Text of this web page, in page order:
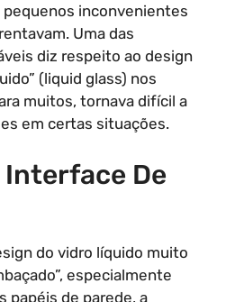
pequenos inconvenientes
Uma das
diz respeito ao design
(liquid glass) nos
muitos, tornava difícil a
em certas situações.
De
do vidro líquido muito
especialmente
papéis de parede, a